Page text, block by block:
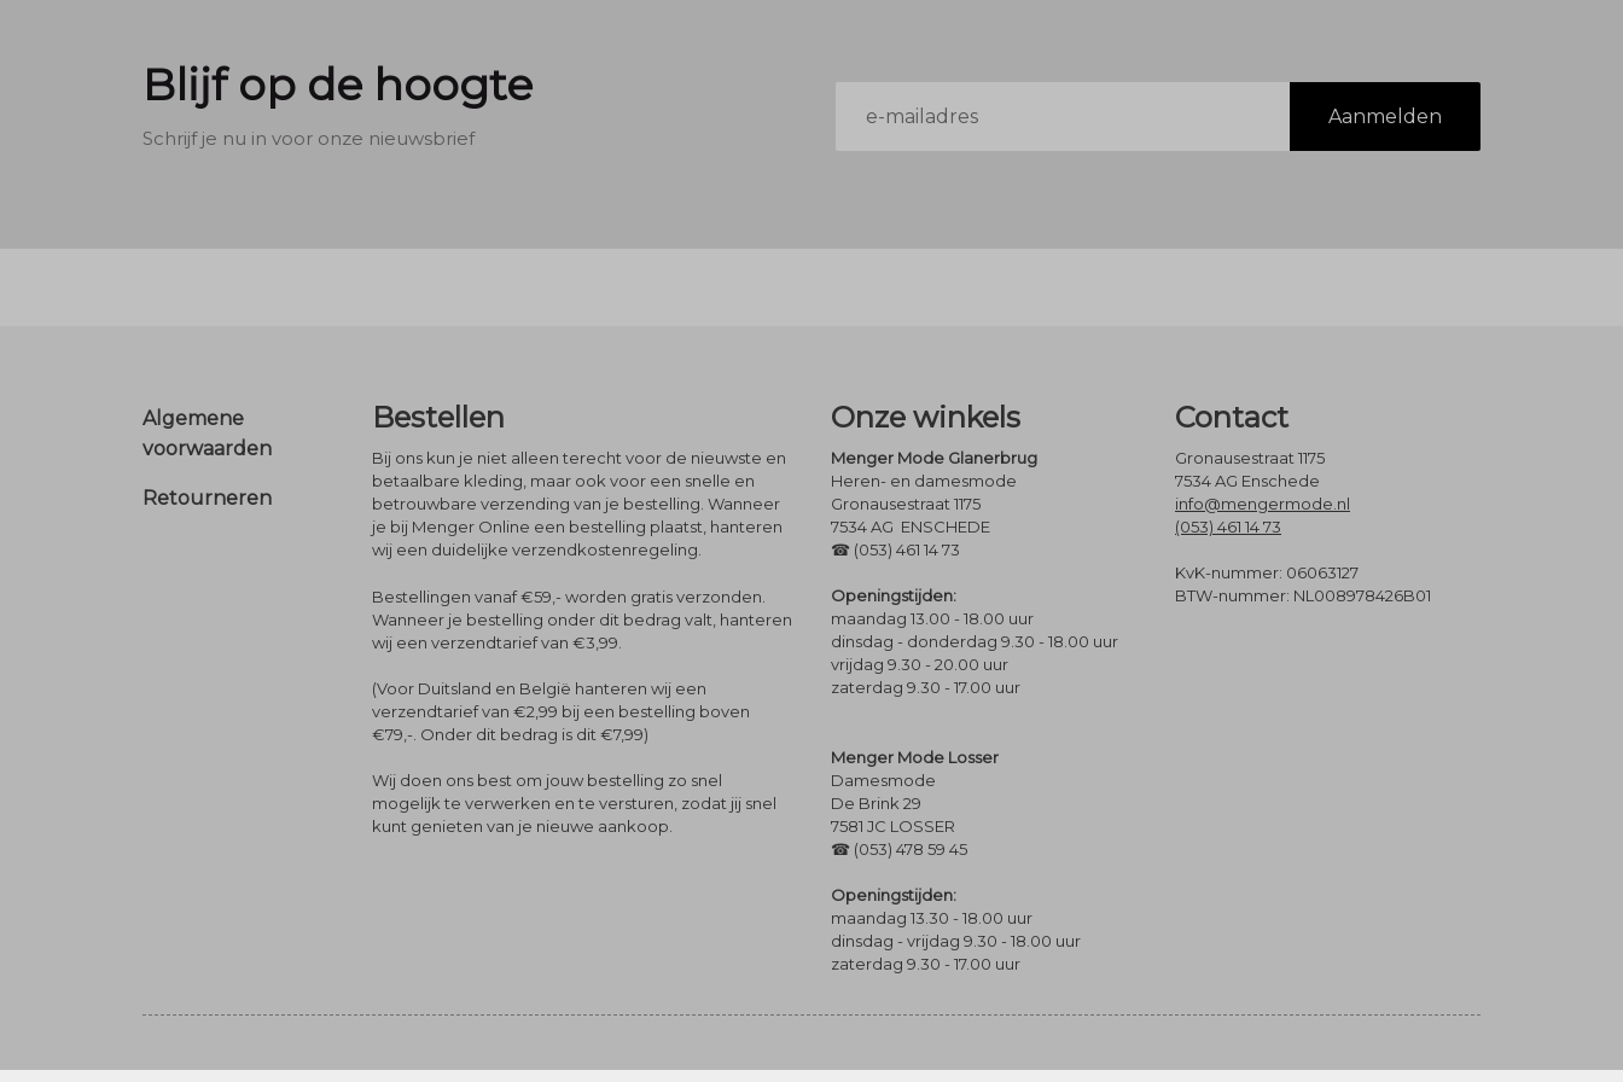
Blijf op de hoogte
Schrijf je nu in voor onze nieuwsbrief
mailadres
Aanmelden
Footer
Algemene
voorwaarden
Retourneren
Bestellen
Bij ons kun je niet alleen terecht voor de nieuwste en
betaalbare kleding, maar ook voor een snelle en
betrouwbare verzending van je bestelling. Wanneer
je bij Menger Online een bestelling plaatst, hanteren
wij een duidelijke verzendkostenregeling.
Bestellingen vanaf €59,- worden gratis verzonden.
Wanneer je bestelling onder dit bedrag valt, hanteren
wij een verzendtarief van €3,99.
(Voor Duitsland en België hanteren wij een
verzendtarief van €2,99 bij een bestelling boven
€79,-. Onder dit bedrag is dit €7,99)
Wij doen ons best om jouw bestelling zo snel
mogelijk te verwerken en te versturen, zodat jij snel
kunt genieten van je nieuwe aankoop.
Onze winkels
Menger Mode Glanerbrug
Heren- en damesmode
Gronausestraat 1175
7534 AG ENSCHEDE
☎ (053) 461 14 73
Openingstijden:
maandag 13.00 - 18.00 uur
dinsdag - donderdag 9.30 - 18.00 uur
vrijdag 9.30 - 20.00 uur
zaterdag 9.30 - 17.00 uur
Menger Mode Losser
Damesmode
De Brink 29
7581 JC LOSSER
☎ (053) 478 59 45
Openingstijden:
maandag 13.30 - 18.00 uur
dinsdag - vrijdag 9.30 - 18.00 uur
zaterdag 9.30 - 17.00 uur
Contact
Gronausestraat 1175
7534 AG Enschede
info@mengermode.nl
(053) 461 14 73
KvK-nummer: 06063127
BTW-nummer: NL008978426B01